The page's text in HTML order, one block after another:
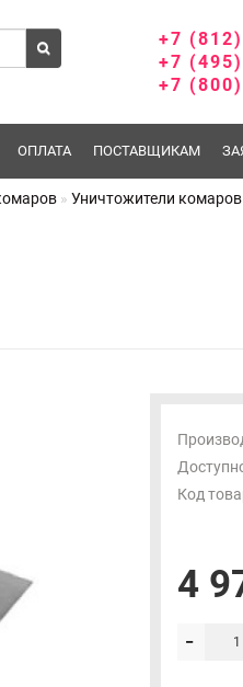
+7
+7
+7
ОПЛАТА ПОСТАВЩИКАМ
Уничтожители
Код
4